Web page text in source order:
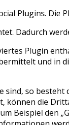
Plugins. Die
Dadurch
Plugin
und in
so
können die
Beispiel